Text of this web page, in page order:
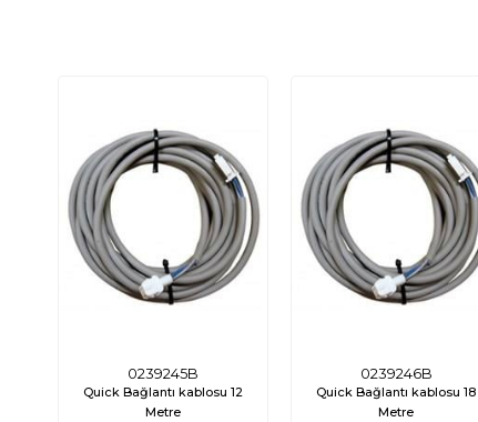
0239245B
Quick Bağlantı kablosu 12
Metre
0239246B
Quick Bağlantı kablosu 18
Metre